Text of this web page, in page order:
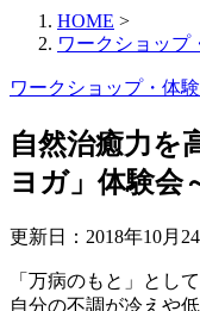
HOME >
ワークショップ
ワークショップ・体
自然治癒力を
ヨガ」体験会
更新日： 2018年10月
「万病のもと」とし
自分の不調が冷えや